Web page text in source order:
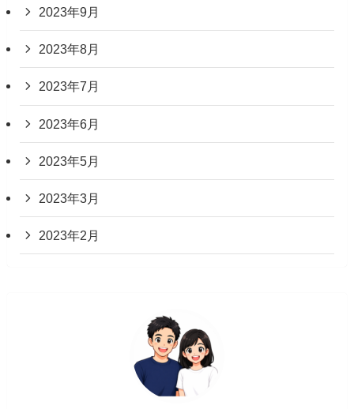
2023年9月
2023年8月
2023年7月
2023年6月
2023年5月
2023年3月
2023年2月